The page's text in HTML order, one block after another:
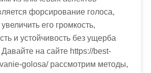
форсирование голоса,
его громкость,
и устойчивость без ущерба
на сайте https://best-
golosa/ рассмотрим методы,